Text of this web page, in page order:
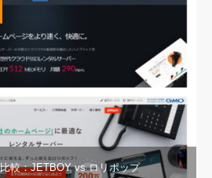
較：JETBOY vs ロリポップ